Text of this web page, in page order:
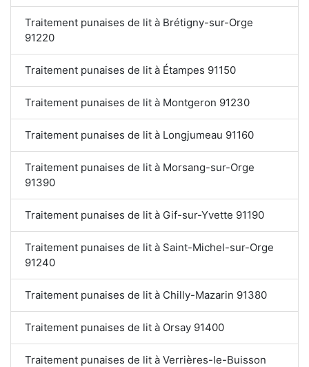
Traitement punaises de lit à Brétigny-sur-Orge
91220
Traitement punaises de lit à Étampes 91150
Traitement punaises de lit à Montgeron 91230
Traitement punaises de lit à Longjumeau 91160
Traitement punaises de lit à Morsang-sur-Orge
91390
Traitement punaises de lit à Gif-sur-Yvette 91190
Traitement punaises de lit à Saint-Michel-sur-Orge
91240
Traitement punaises de lit à Chilly-Mazarin 91380
Traitement punaises de lit à Orsay 91400
Traitement punaises de lit à Verrières-le-Buisson